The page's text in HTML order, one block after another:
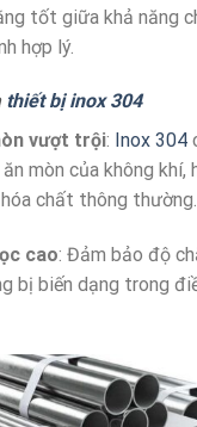
tốt giữa khả năng
hợp lý.
thiết bị inox 304
vượt trội: Inox 304
mòn của không khí,
hóa chất thông thường.
cao: Đảm bảo độ
bị biến dạng trong